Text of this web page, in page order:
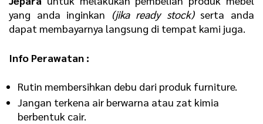
yang anda inginkan (jika ready stock)serta anda
dapat membayarnya langsung di tempat kami juga.
Info Perawatan :
Rutin membersihkan debu dari produk furniture.
Jangan terkena air berwarna atau zat kimia
berbentuk cair.